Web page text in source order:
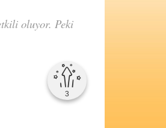
oluyor. Peki
3